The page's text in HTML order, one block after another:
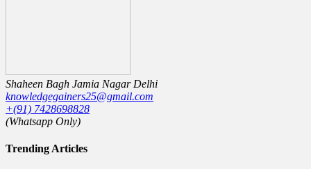
Shaheen Bagh Jamia Nagar Delhi
knowledgegainers25@gmail.com
+(91) 7428698828
(Whatsapp Only)
Trending Articles